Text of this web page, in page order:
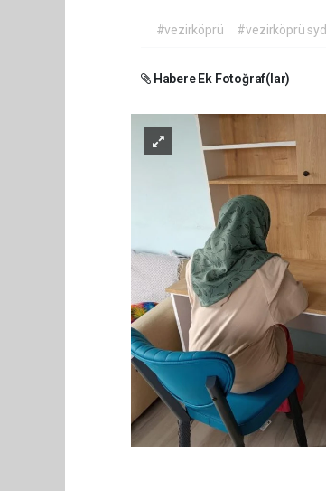
#vezirköprü #vezirköprü
Habere Ek Fotoğraf(lar)